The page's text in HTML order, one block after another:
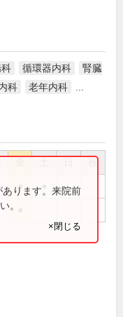
科 循環器内科
腎臓
科 老年内科
祝
●
ります。来院前
。
×閉じる